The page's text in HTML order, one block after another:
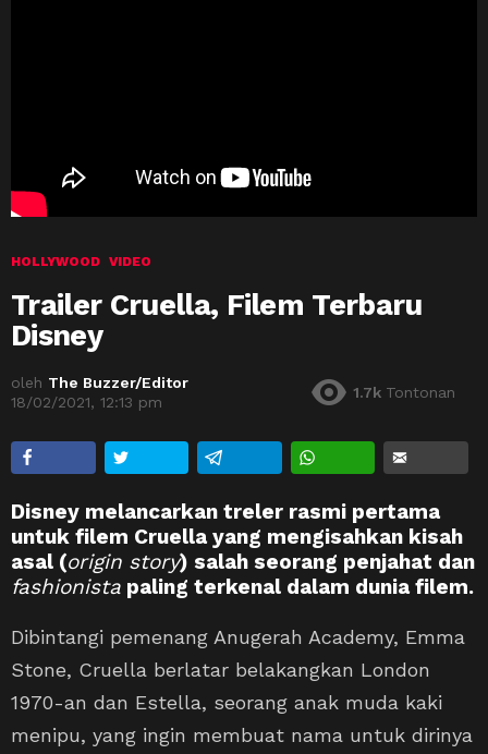
HOLLYWOOD VIDEO
Trailer Cruella, Filem Terbaru
Disney
oleh The Buzzer/Editor
18/02/2021, 12:13 pm
1.7k Tontonan
Disney melancarkan treler rasmi pertama
untuk filem Cruella yang mengisahkan kisah
asal (origin story) salah seorang penjahat dan
fashionista paling terkenal dalam dunia filem.
Dibintangi pemenang Anugerah Academy, Emma
Stone, Cruella berlatar belakangkan London
1970-an dan Estella, seorang anak muda kaki
menipu, yang ingin membuat nama untuk dirinya